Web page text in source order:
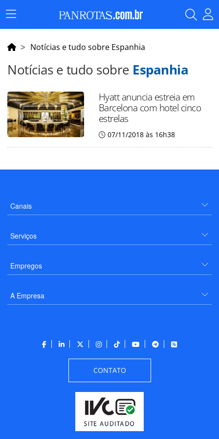
Menu
Principal
Notícias e tudo sobre Espanhia
Notícias e tudo sobre Espanhia
Hyatt anuncia estreia em
Barcelona com hotel cinco
estrelas
07/11/2018 às 16h38
Canais
Serviços
Empregos
A Empresa
CONTATO